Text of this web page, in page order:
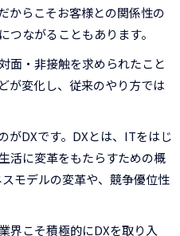
からこそお客様との関係性の
ながることもあります。
面・非接触を求められたこと
が変化し、従来のやり方では
がDXです。DXとは、ITをはじ
活に変革をもたらすための概
モデルの変革や、競争優位性
界こそ積極的にDXを取り入